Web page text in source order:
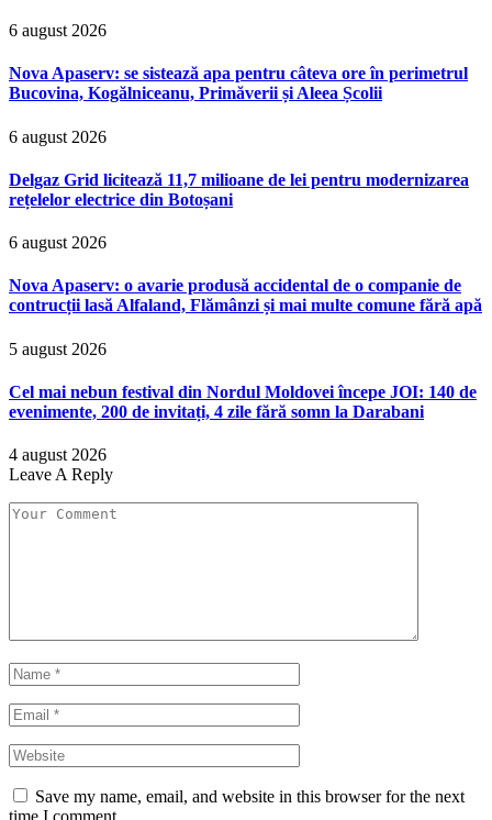
6 august 2026
Nova Apaserv: se sistează apa pentru câteva ore în perimetrul
Bucovina, Kogălniceanu, Primăverii și Aleea Școlii
6 august 2026
Delgaz Grid licitează 11,7 milioane de lei pentru modernizarea
rețelelor electrice din Botoșani
6 august 2026
Nova Apaserv: o avarie produsă accidental de o companie de
contrucții lasă Alfaland, Flămânzi și mai multe comune fără apă
5 august 2026
Cel mai nebun festival din Nordul Moldovei începe JOI: 140 de
evenimente, 200 de invitați, 4 zile fără somn la Darabani
4 august 2026
Leave A Reply
Save my name, email, and website in this browser for the next